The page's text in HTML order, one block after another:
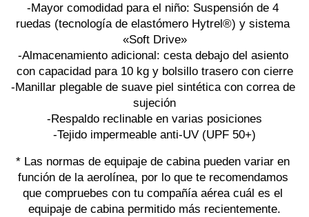
-Mayor comodidad para el niño: Suspensión de 4
ruedas (tecnología de elastómero Hytrel®) y sistema
«Soft Drive»
-Almacenamiento adicional: cesta debajo del asiento
con capacidad para 10 kg y bolsillo trasero con cierre
-Manillar plegable de suave piel sintética con correa de
sujeción
-Respaldo reclinable en varias posiciones
-Tejido impermeable anti-UV (UPF 50+)
* Las normas de equipaje de cabina pueden variar en
función de la aerolínea, por lo que te recomendamos
que compruebes con tu compañía aérea cuál es el
equipaje de cabina permitido más recientemente.